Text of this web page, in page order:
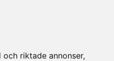
riktade annonser,